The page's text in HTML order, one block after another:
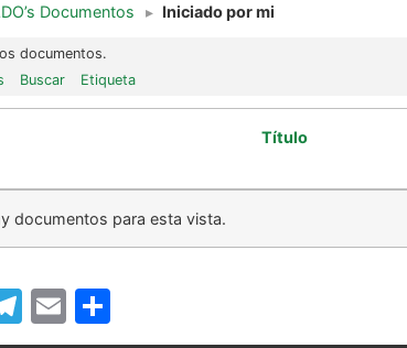
Documentos ▸ Iniciado por mi
documentos.
Buscar Etiqueta
Título
documentos para esta vista.
Telegram
Email